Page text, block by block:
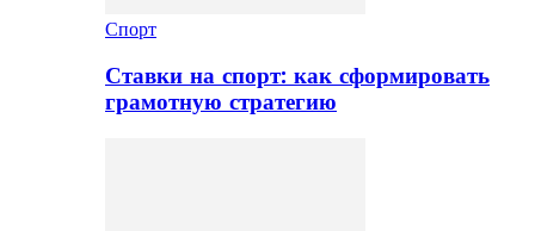
Спорт
Ставки на спорт: как сформировать
грамотную стратегию